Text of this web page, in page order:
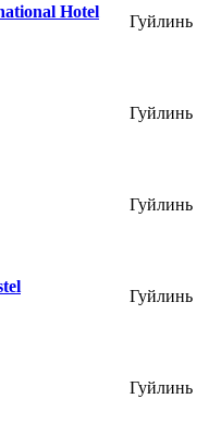
Hotel
Гуйлинь
Гуйлинь
Гуйлинь
Гуйлинь
Гуйлинь